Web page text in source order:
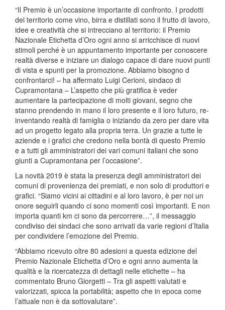
“Il Premio è un’occasione importante di confronto. I prodotti
del territorio come vino, birra e distillati sono il frutto di lavoro,
idee e creatività che si intrecciano al territorio: il Premio
Nazionale Etichetta d’Oro ogni anno si arricchisce di nuovi
stimoli perché è un appuntamento importante per conoscere
realtà diverse e iniziare un dialogo capace di dare nuovi punti
di vista e spunti per la promozione. Abbiamo bisogno d
confrontarci! – ha affermato Luigi Cerioni, sindaco di
Cupramontana – L’aspetto che più gratifica è veder
aumentare la partecipazione di molti giovani, segno che
stanno prendendo in mano il loro presente e il loro futuro, re-
inventando realtà di famiglia o iniziando da zero per dare vita
ad un progetto legato alla propria terra. Un grazie a tutte le
aziende e i grafici che credono nella bontà di questo Premio
e a tutti gli amministratori dei vari comuni italiani che sono
giunti a Cupramontana per l’occasione”.
La novità 2019 è stata la presenza degli amministratori dei
comuni di provenienza dei premiati, e non solo di produttori e
grafici. “Siamo vicini ai cittadini e al loro lavoro, è per noi un
onore seguirli quando ci sono momenti così importanti. E non
importa quanti km ci sono da percorrere…”, il messaggio
condiviso dei sindaci che sono arrivati da varie regioni d’Italia
per condividere l’emozione del Premio.
“Abbiamo ricevuto oltre 80 adesioni a questa edizione del
Premio Nazionale Etichetta d’Oro e ogni anno aumenta la
qualità e la ricercatezza di dettagli nelle etichette – ha
commentato Bruno Giorgetti – Tra gli aspetti valutati e
valorizzati, spicca la portabilità; aspetto che in epoca come
l’attuale non è da sottovalutare”.